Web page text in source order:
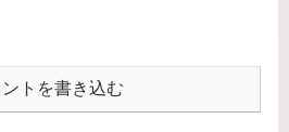
ントを書き込む